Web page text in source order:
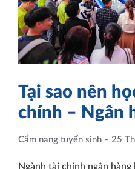
Tại sao nên
chính – Ngân
Cẩm nang tuyển sinh 25
Ngành tài chính ngân